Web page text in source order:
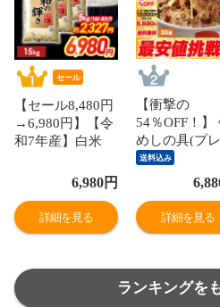
セール
【セール8,480円
→6,980円】【令
和7年産】白米
ド米 15kg 密封新
剤入り 米 お米
低温製法米 アイ
品]
6,980円
詳細を見る
【衝撃の
54％OFF！】
めしの具(プレ
アム仕様)30個
ット 1個当た
たっぷり135g
凍食品 松屋牛
当店のイチオ
送料込み
詳細を見る
ランキングを